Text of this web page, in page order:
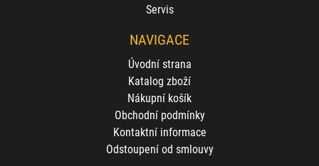
Servis
NAVIGACE
Úvodní strana
Katalog zboží
Nákupní košík
Obchodní podmínky
Kontaktní informace
Odstoupení od smlouvy